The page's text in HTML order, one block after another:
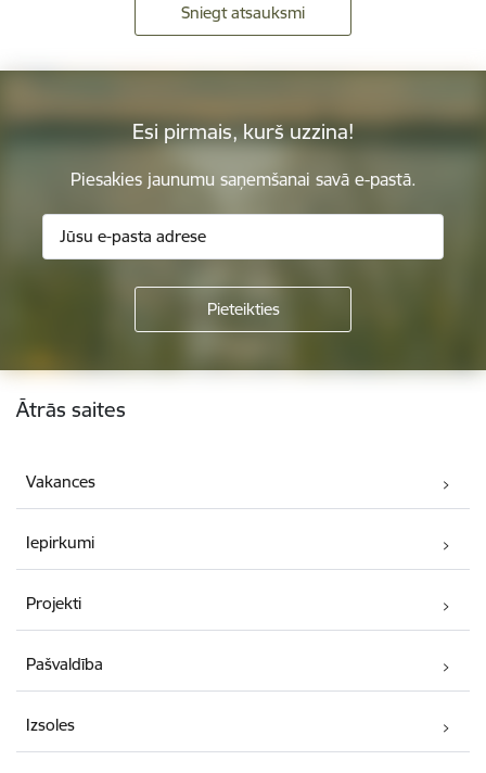
Sniegt atsauksmi
Esi pirmais, kurš uzzina!
Piesakies jaunumu saņemšanai savā e-pastā.
Kājene
Ātrās saites
Vakances
Iepirkumi
Projekti
Pašvaldība
Izsoles